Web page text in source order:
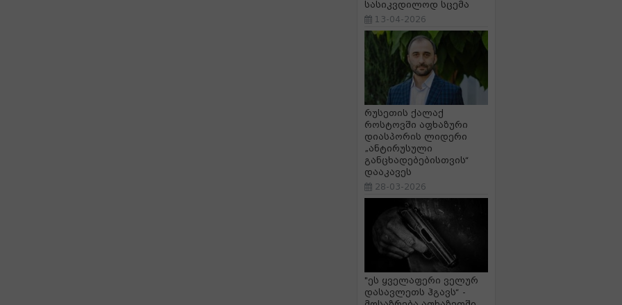
სასიკვდილოდ სცემა
13-04-2026
რუსეთის ქალაქ
როსტოვში აფხაზური
დიასპორის ლიდერი
„ანტირუსული
განცხადებებისთვის“
დააკავეს
28-03-2026
"ეს ყველაფერი ველურ
დასავლეთს ჰგავს“ -